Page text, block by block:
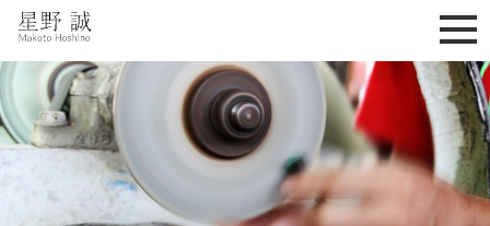
星野誠 makoto hoshino